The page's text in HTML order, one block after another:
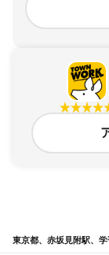
東京都、赤坂見附駅、